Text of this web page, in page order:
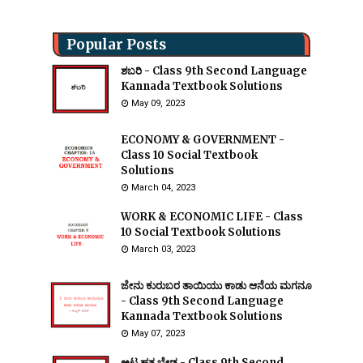
Popular Posts
ಶಬರಿ - Class 9th Second Language
Kannada Textbook Solutions
May 09, 2023
ECONOMY & GOVERNMENT -
Class 10 Social Textbook
Solutions
March 04, 2023
WORK & ECONOMIC LIFE - Class
10 Social Textbook Solutions
March 03, 2023
ಜೇನು ಕುರುಬರ ತಾಯಿಯು ಕಾಡು ಆನೆಯ ಮಗನೂ
- Class 9th Second Language
Kannada Textbook Solutions
May 07, 2023